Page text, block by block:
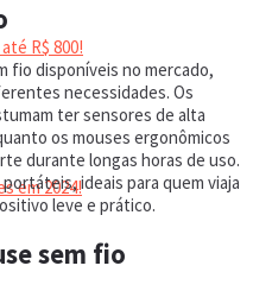
R$ 800!
em 2024!
fio disponíveis no mercado,
necessidades. Os
ter sensores de alta
os mouses ergonômicos
durante longas horas de uso.
ideais para quem viaja
leve e prático.
sem fio